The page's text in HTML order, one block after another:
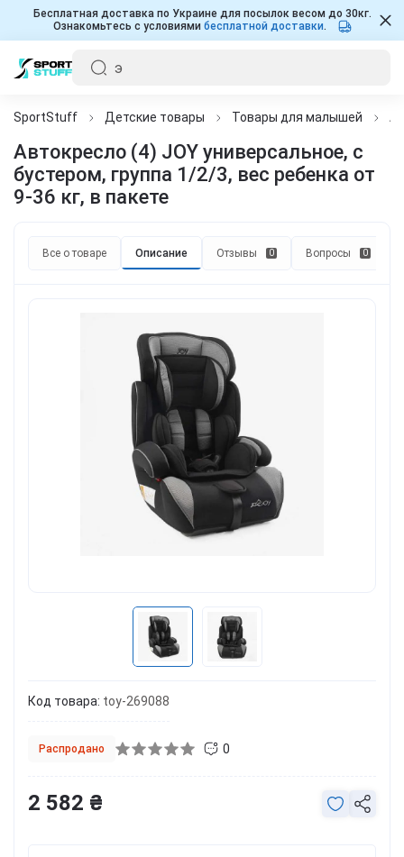
Бесплатная доставка по Украине для посылок весом до 30кг.
Ознакомьтесь с условиями бесплатной доставки.
SportStuff Детские товары Товары для малышей
Автокресло (4) JOY универсальное, с
бустером, группа 1/2/3, вес ребенка от
9-36 кг, в пакете
Все о товаре Описание Отзывы 0 Вопросы 0
Код товара: toy-269088
Распродано 0
2 582 ₴